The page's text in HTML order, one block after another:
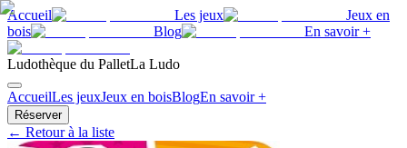
Accueil Les jeux
Jeux en
bois
Blog En savoir +
Ludothèque du PalletLa Ludo
AccueilLes jeuxJeux en boisBlogEn savoir +
Réserver
← Retour à la liste